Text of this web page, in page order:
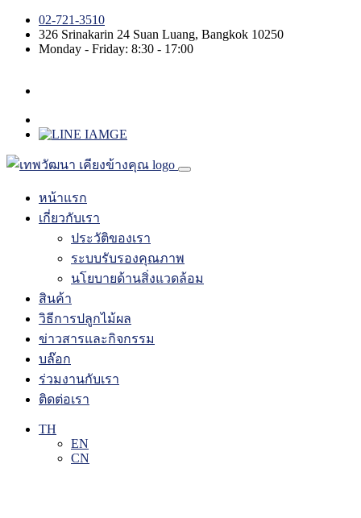
02-721-3510
326 Srinakarin 24 Suan Luang, Bangkok 10250
Monday - Friday: 8:30 - 17:00
หน้าแรก
เกี่ยวกับเรา
ประวัติของเรา
ระบบรับรองคุณภาพ
นโยบายด้านสิ่งแวดล้อม
สินค้า
วิธีการปลูกไม้ผล
ข่าวสารและกิจกรรม
บล๊อก
ร่วมงานกับเรา
ติดต่อเรา
TH
EN
CN